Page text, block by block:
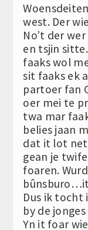
west. Der
No’t der
en tsjin
faaks wol
sit faaks ek
partoer fan
oer mei te
twa mar
belies jaan
dat it lot net
gean je
foaren.
Dus ik tocht
by de
Yn it foar